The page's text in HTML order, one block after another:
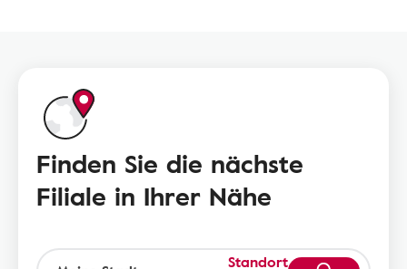
Finden Sie die nächste
Filiale in Ihrer Nähe
Standort